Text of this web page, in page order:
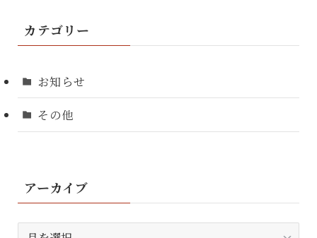
カテゴリー
お知らせ
その他
アーカイブ